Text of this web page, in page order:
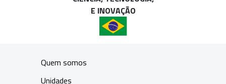
E INOVAÇÃO
Quem somos
Unidades